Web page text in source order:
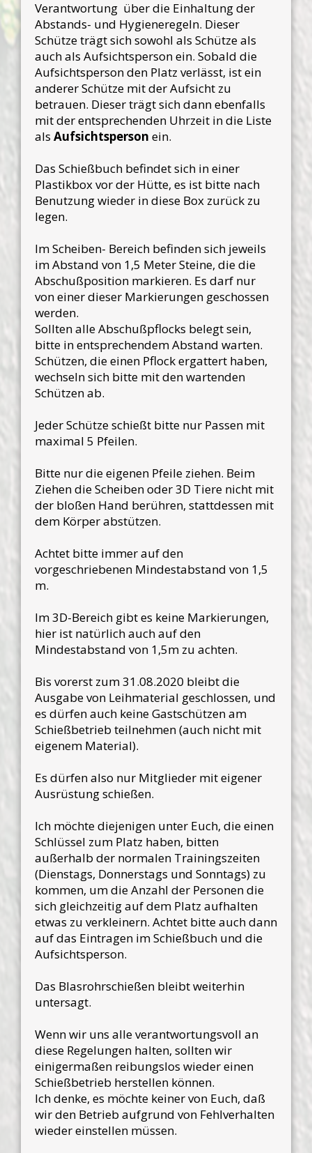
Verantwortung über die Einhaltung der
Abstands- und Hygieneregeln. Dieser
Schütze trägt sich sowohl als Schütze als
auch als Aufsichtsperson ein. Sobald die
Aufsichtsperson den Platz verlässt, ist ein
anderer Schütze mit der Aufsicht zu
betrauen. Dieser trägt sich dann ebenfalls
mit der entsprechenden Uhrzeit in die Liste
als Aufsichtsperson ein.
Das Schießbuch befindet sich in einer
Plastikbox vor der Hütte, es ist bitte nach
Benutzung wieder in diese Box zurück zu
legen.
Im Scheiben- Bereich befinden sich jeweils
im Abstand von 1,5 Meter Steine, die die
Abschußposition markieren. Es darf nur
von einer dieser Markierungen geschossen
werden.
Sollten alle Abschußpflocks belegt sein,
bitte in entsprechendem Abstand warten.
Schützen, die einen Pflock ergattert haben,
wechseln sich bitte mit den wartenden
Schützen ab.
Jeder Schütze schießt bitte nur Passen mit
maximal 5 Pfeilen.
Bitte nur die eigenen Pfeile ziehen. Beim
Ziehen die Scheiben oder 3D Tiere nicht mit
der bloßen Hand berühren, stattdessen mit
dem Körper abstützen.
Achtet bitte immer auf den
vorgeschriebenen Mindestabstand von 1,5
m.
Im 3D-Bereich gibt es keine Markierungen,
hier ist natürlich auch auf den
Mindestabstand von 1,5m zu achten.
Bis vorerst zum 31.08.2020 bleibt die
Ausgabe von Leihmaterial geschlossen, und
es dürfen auch keine Gastschützen am
Schießbetrieb teilnehmen (auch nicht mit
eigenem Material).
Es dürfen also nur Mitglieder mit eigener
Ausrüstung schießen.
Ich möchte diejenigen unter Euch, die einen
Schlüssel zum Platz haben, bitten
außerhalb der normalen Trainingszeiten
(Dienstags, Donnerstags und Sonntags) zu
kommen, um die Anzahl der Personen die
sich gleichzeitig auf dem Platz aufhalten
etwas zu verkleinern. Achtet bitte auch dann
auf das Eintragen im Schießbuch und die
Aufsichtsperson.
Das Blasrohrschießen bleibt weiterhin
untersagt.
Wenn wir uns alle verantwortungsvoll an
diese Regelungen halten, sollten wir
einigermaßen reibungslos wieder einen
Schießbetrieb herstellen können.
Ich denke, es möchte keiner von Euch, daß
wir den Betrieb aufgrund von Fehlverhalten
wieder einstellen müssen.